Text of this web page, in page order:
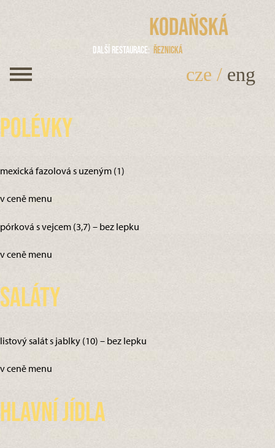
Kodaňská
Další restaurace Řeznická
cze / eng
Polévky
mexická fazolová s uzeným (1)
v ceně menu
pórková s vejcem (3,7) – bez lepku
v ceně menu
Saláty
listový salát s jablky (10) – bez lepku
v ceně menu
Hlavní jídla